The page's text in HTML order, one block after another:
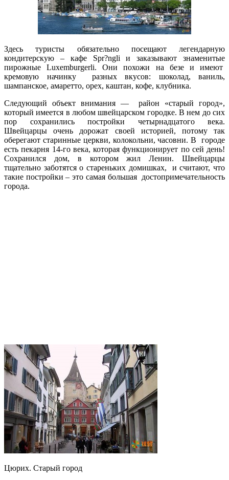
Здесь туристы обязательно посещают легендарную
кондитерскую – кафе Spr?ngli и заказывают знаменитые
пирожные Luxemburgerli. Они похожи на безе и имеют
кремовую начинку разных вкусов: шоколад, ваниль,
шампанское, амаретто, орех, каштан, кофе, клубника.
Следующий объект внимания — район «старый город»,
который имеется в любом швейцарском городке. В нем до сих
пор сохранились постройки четырнадцатого века.
Швейцарцы очень дорожат своей историей, потому так
оберегают старинные церкви, колокольни, часовни. В городе
есть пекарня 14-го века, которая функционирует по сей день!
Сохранился дом, в котором жил Ленин. Швейцарцы
тщательно заботятся о стареньких домишках, и считают, что
такие постройки – это самая большая достопримечательность
города.
Цюрих. Старый город